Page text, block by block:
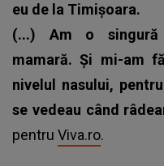
eu de la Timișoara.
(...) Am o singură
mamară. Și mi-am
nivelul nasului,
se vedeau când
pentru Viva.ro.